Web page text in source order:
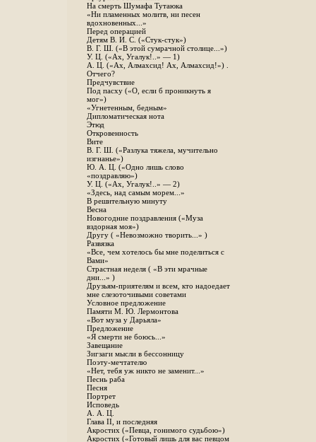
На смерть Шумафа Тутаюка
«Ни пламенных молитв, ни песен
вдохновенных...»
Перед операцией
Детям В. И. С. («Стук-стук»)
В. Г. Ш. («В этой сумрачной столице...»)
У. Ц. («Ах, Угалук!..» — 1)
А. Ц. («Ах, Алмахсид! Ах, Алмахсид!») .
Отчего?
Предчувствие
Под пасху («О, если б проникнуть я
мог»)
«Угнетенным, бедным»
Дипломатическая нота
Этюд
Откровенность
Вите
B. Г. Ш. («Разлука тяжела, мучительно
изгнанье»)
Ю. А. Ц. («Одно лишь слово
«поздравляю»)
У. Ц. («Ах, Угалук!..» — 2)
«Здесь, над самым морем...»
В решительную минуту
Весна
Новогодние поздравления («Муза
вздорная моя»)
Другу ( «Невозможно творить...» )
Развязка
«Все, чем хотелось бы мне поделиться с
Вами»
Страстная неделя ( «В эти мрачные
дни...» )
Друзьям-приятелям и всем, кто надоедает
мне слезоточивыми советами
Условное предложение
Памяти М. Ю. Лермонтова
«Вот муза у Дарьяла»
Предложение
«Я смерти не боюсь...»
Завещание
Зигзаги мысли в бессонницу
Поэту-мечтателю
«Нет, тебя уж никто не заменит...»
Песнь раба
Песня
Портрет
Исповедь
А. А. Ц.
Глава II, и последняя
Акростих («Певца, гонимого судьбою»)
Акростих («Готовый лишь для вас певцом